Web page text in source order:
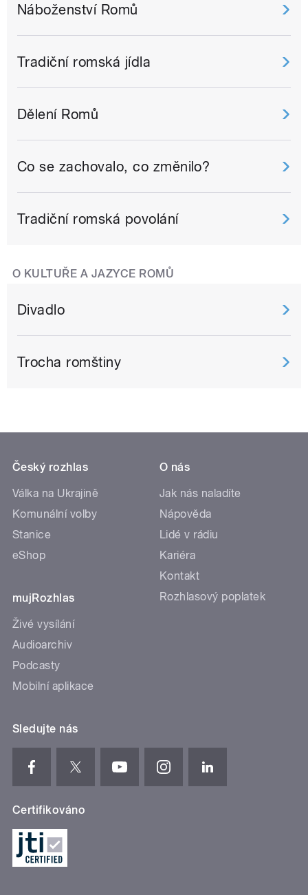
Náboženství Romů
Tradiční romská jídla
Dělení Romů
Co se zachovalo, co změnilo?
Tradiční romská povolání
O KULTUŘE A JAZYCE ROMŮ
Divadlo
Trocha romštiny
Český rozhlas
Válka na Ukrajině
Komunální volby
Stanice
eShop
mujRozhlas
Živé vysílání
Audioarchiv
Podcasty
Mobilní aplikace
O nás
Jak nás naladíte
Nápověda
Lidé v rádiu
Kariéra
Kontakt
Rozhlasový poplatek
Sledujte nás
Certifikováno